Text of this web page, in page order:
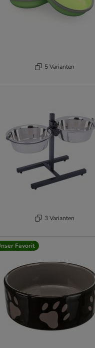
5 Varianten
3 Varianten
Favorit